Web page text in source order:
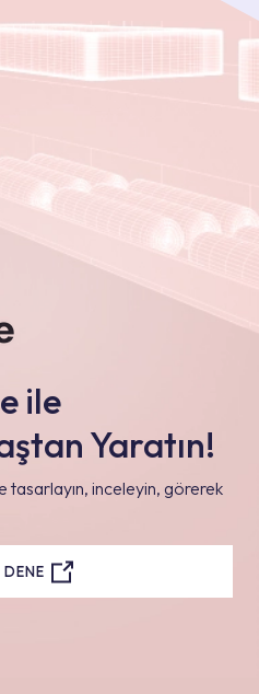
ile
Yaratın!
tasarlayın, inceleyin, görerek
DENE